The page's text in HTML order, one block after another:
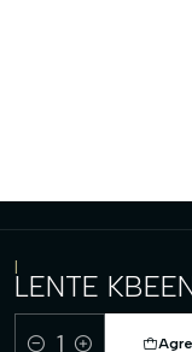
|
LENTE